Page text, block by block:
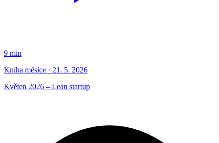
9 min
Kniha měsíce · 21. 5. 2026
Květen 2026 – Lean startup